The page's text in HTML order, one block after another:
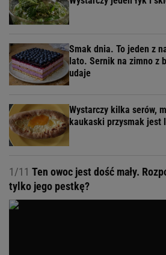
Smak dnia. To jeden z
lato. Sernik na zimno z
udaje
Wystarczy kilka serów,
kaukaski przysmak jest
1/11 Ten owoc jest dość mały.
tylko jego pestkę?